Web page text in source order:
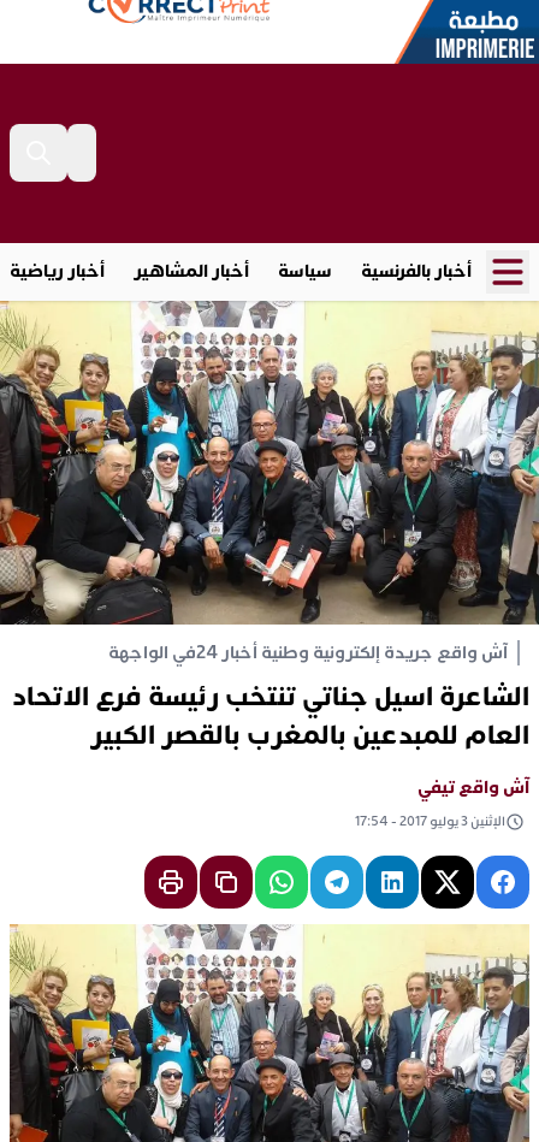
أخبار بالفرنسية سياسة أخبار المشاهير أخبار رياضية
آش واقع جريدة إلكترونية وطنية أخبار 24 في الواجهة
الشاعرة اسيل جناتي تنتخب رئيسة فرع الاتحاد
العام للمبدعين بالمغرب بالقصر الكبير
آش واقع تيفي
الإثنين 3 يوليو 2017 - 17:54